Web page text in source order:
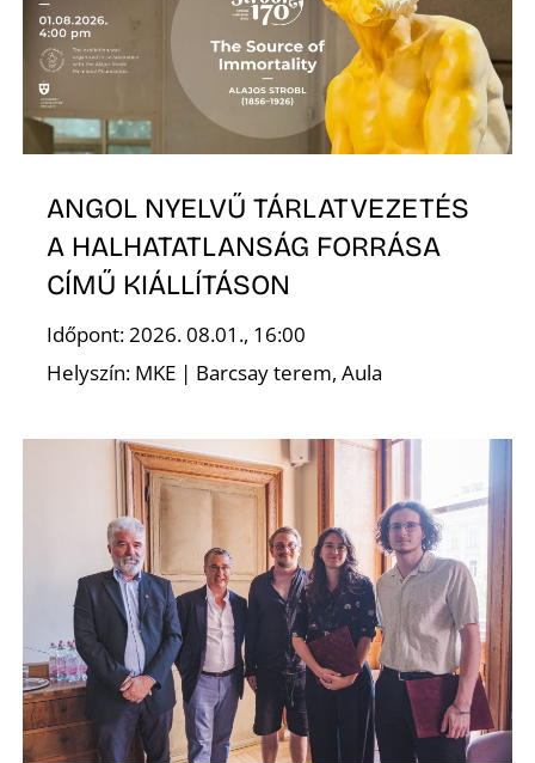
ANGOL NYELVŰ TÁRLATVEZETÉS
A HALHATATLANSÁG FORRÁSA
CÍMŰ KIÁLLÍTÁSON
Időpont: 2026. 08.01., 16:00
Helyszín: MKE | Barcsay terem, Aula